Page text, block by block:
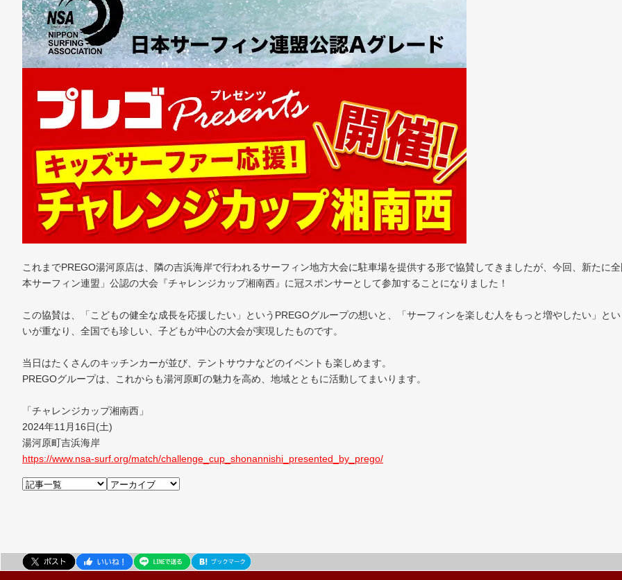
これまでPREGO湯河原店は、隣の吉浜海岸で行われるサーフィン地方大会に駐車場を提供する形で協賛してきましたが、今回、新たに
本サーフィン連盟」公認の大会『チャレンジカップ湘南西』に冠スポンサーとして参加することになりました！
この協賛は、「こどもの健全な成長を応援したい」というPREGOグループの想いと、「サーフィンを楽しむ人をもっと増やしたい」と
いが重なり、全国でも珍しい、子どもが中心の大会が実現したものです。
当日はたくさんのキッチンカーが並び、テントサウナなどのイベントも楽しめます。
PREGOグループは、これからも湯河原町の魅力を高め、地域とともに活動してまいります。
「チャレンジカップ湘南西」
2024年11月16日(土)
湯河原町吉浜海岸
https://www.nsa-surf.org/match/challenge_cup_shonannishi_presented_by_prego/